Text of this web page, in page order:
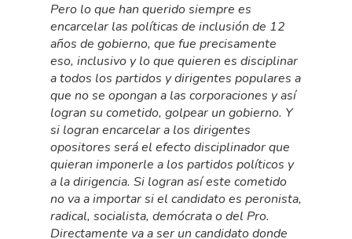
Pero lo que han querido siempre es
encarcelar las políticas de inclusión de 12
años de gobierno, que fue precisamente
eso, inclusivo y lo que quieren es disciplinar
a todos los partidos y dirigentes populares a
que no se opongan a las corporaciones y así
logran su cometido, golpear un gobierno. Y
si logran encarcelar a los dirigentes
opositores será el efecto disciplinador que
quieran imponerle a los partidos políticos y
a la dirigencia. Si logran así este cometido
no va a importar si el candidato es peronista,
radical, socialista, demócrata o del Pro.
Directamente va a ser un candidato donde